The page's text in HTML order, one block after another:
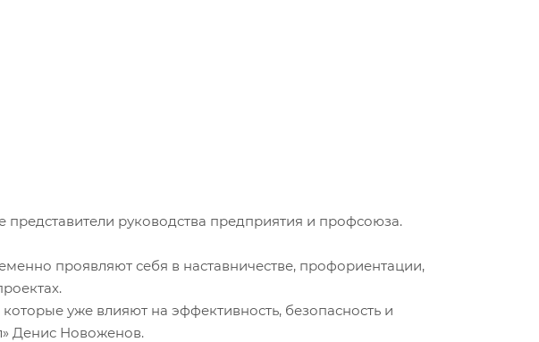
руководства предприятия и профсоюза.
проявляют себя в наставничестве, профориентации,
уже влияют на эффективность, безопасность и
Денис Новоженов.